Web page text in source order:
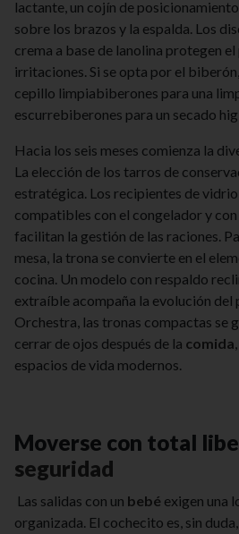
lactante, un cojín de
sobre los brazos y la espalda. Los
crema a base de lanolina protegen el
irritaciones. Si se opta por el
cepillo limpiabiberones para una
escurrebiberones para un secado
Hacia los seis meses comienza la
La elección de los tarros de
estratégica. Los recipientes de
compatibles con el congelador y
facilitan la gestión de las raciones.
mesa, la trona se convierte en el
cocina. Un modelo con respaldo
extraíble acompaña la evolución del
Orchestra, las tronas compactas se
cerrar de ojos después de la comida
espacios de vida modernos.
Moverse con total
seguridad
Las salidas con un bebé exigen una
organizada. El cochecito es, sin